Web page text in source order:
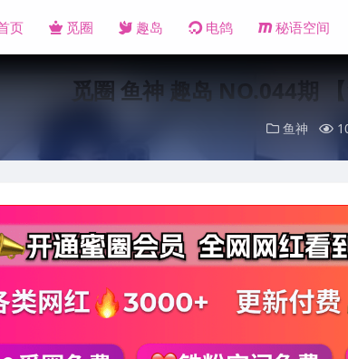
页 觅圈 趣岛 电鸽 秘语空间
觅圈 鱼神 趣岛 NO.044期
鱼神